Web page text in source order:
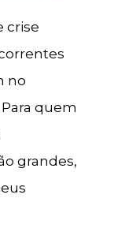
crise
no
quem
grandes,